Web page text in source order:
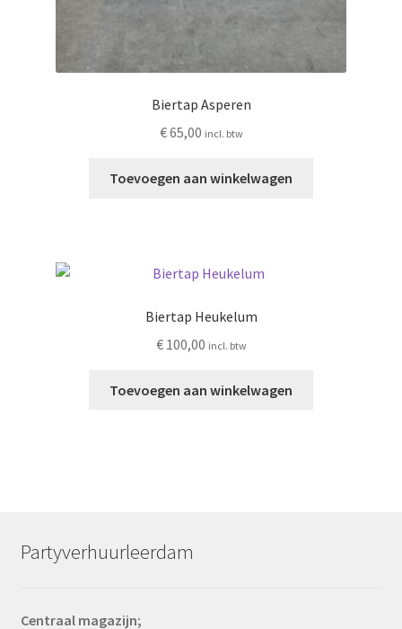
Biertap Asperen
€65,00 incl. btw
Toevoegen aan winkelwagen
Biertap Heukelum
€100,00 incl. btw
Toevoegen aan winkelwagen
Partyverhuurleerdam
Centraal magazijn;